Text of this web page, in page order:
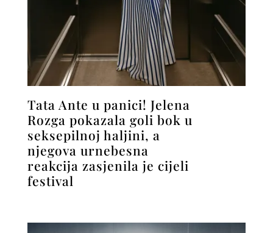
Tata Ante u panici! Jelena
Rozga pokazala goli bok u
seksepilnoj haljini, a
njegova urnebesna
reakcija zasjenila je cijeli
festival